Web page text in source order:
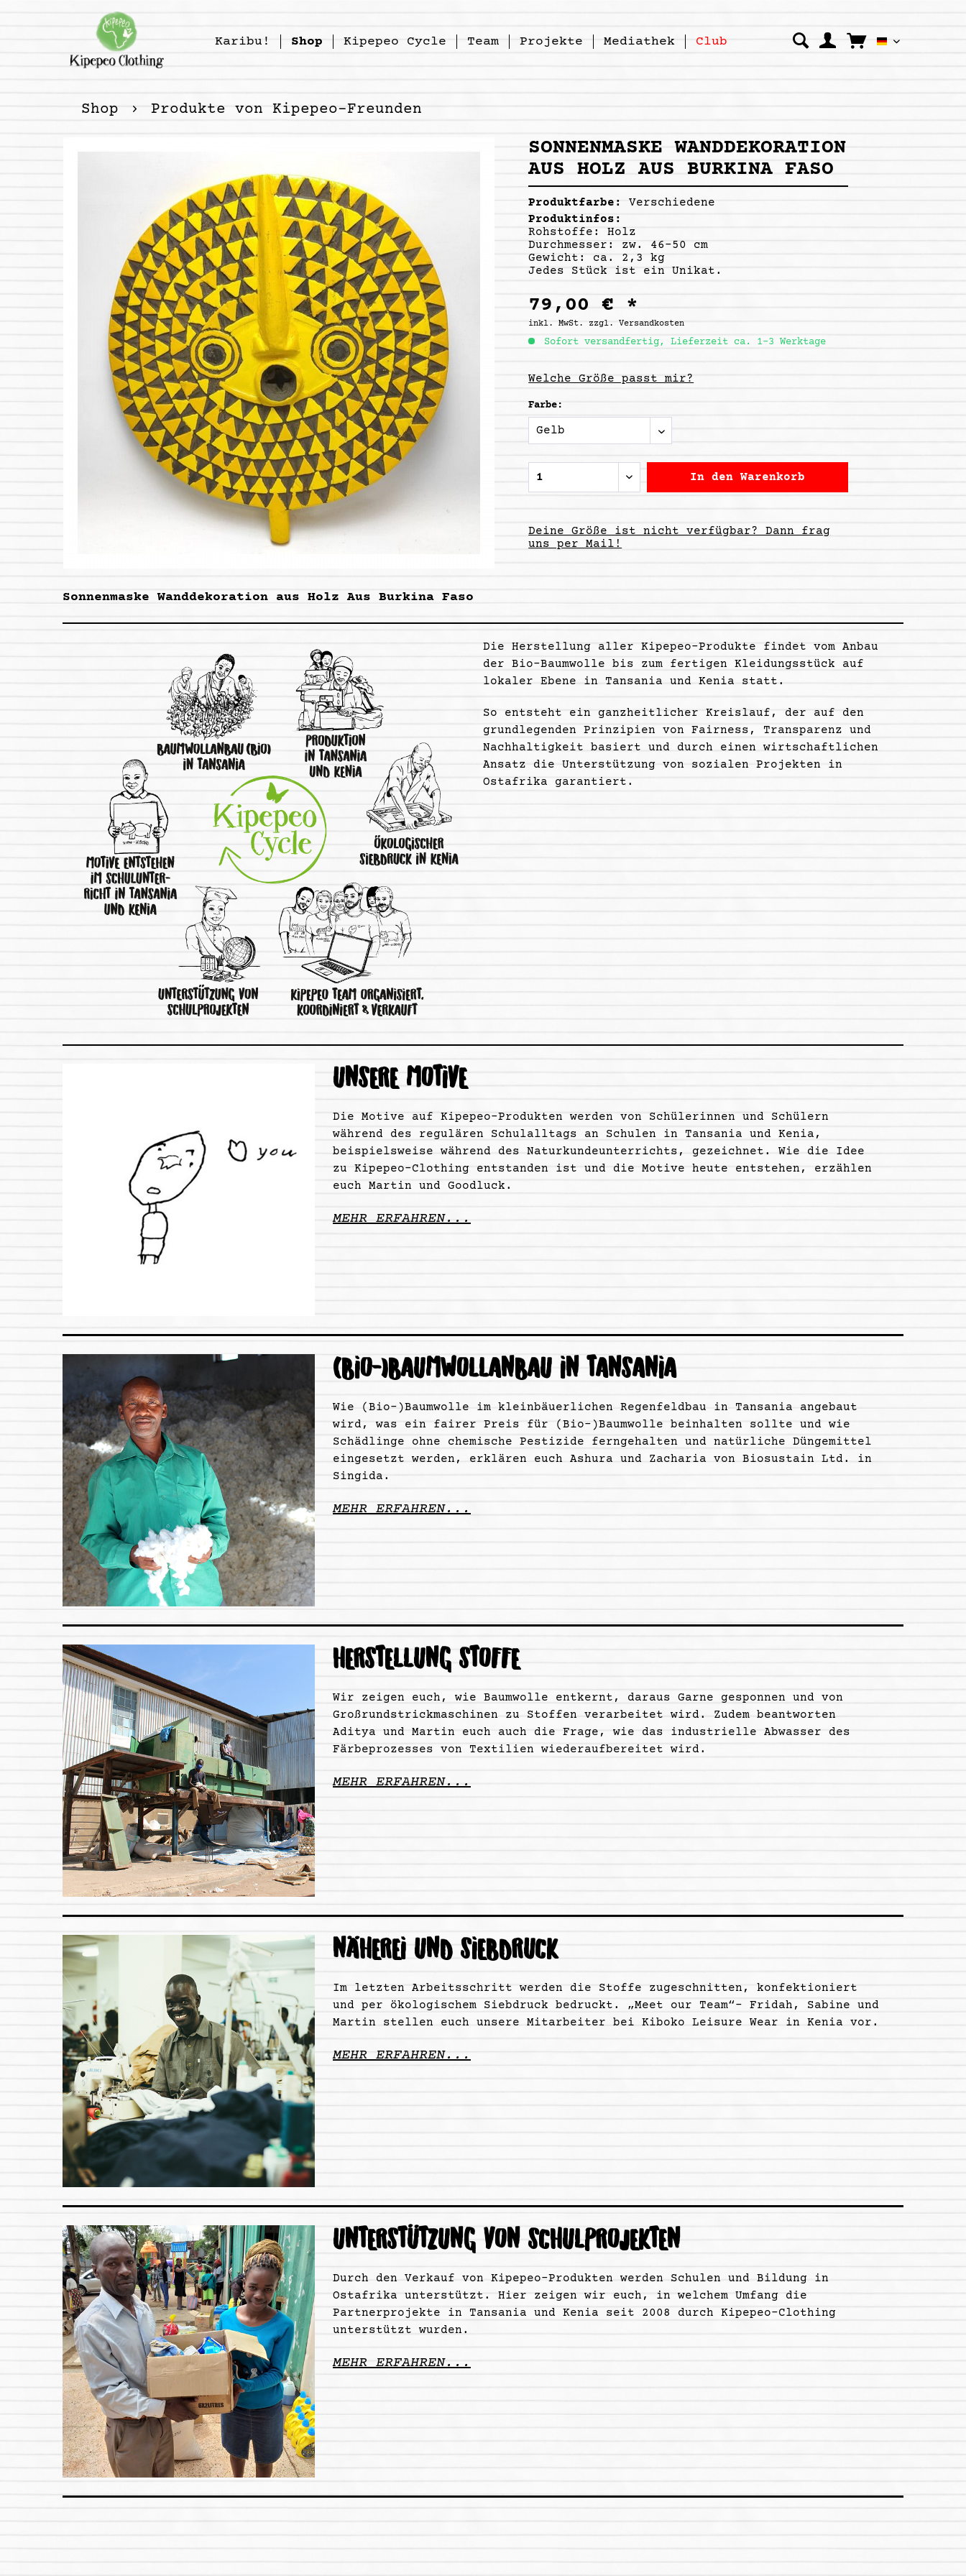
Karibu! Shop Kipepeo Cycle Team Projekte Mediathek Club Kipepeo
Shop Produkte von Kipepeo-Freunden
SONNENMASKE WANDDEKORATION
AUS HOLZ AUS BURKINA FASO
Produktfarbe:Verschiedene
Produktinfos:
Rohstoffe: Holz
Durchmesser: zw. 46–50 cm
Gewicht: ca. 2,3 kg
Jedes Stück ist ein Unikat.
79,00 € *
inkl. MwSt. zzgl. Versandkosten
Sofort versandfertig, Lieferzeit ca. 1-3 Werktage
Welche Größe passt mir?
Farbe:
In den Warenkorb
Deine Größe ist nicht verfügbar? Dann frag
uns per Mail!
Sonnenmaske Wanddekoration aus Holz Aus Burkina Faso
Die Herstellung aller Kipepeo-Produkte findet vom Anbau
der Bio-Baumwolle bis zum fertigen Kleidungsstück auf
lokaler Ebene in Tansania und Kenia statt.
So entsteht ein ganzheitlicher Kreislauf, der auf den
grundlegenden Prinzipien von Fairness, Transparenz und
Nachhaltigkeit basiert und durch einen wirtschaftlichen
Ansatz die Unterstützung von sozialen Projekten in
Ostafrika garantiert.
UNSERE MOTIVE
Die Motive auf Kipepeo-Produkten werden von Schülerinnen und Schülern
während des regulären Schulalltags an Schulen in Tansania und Kenia,
beispielsweise während des Naturkundeunterrichts, gezeichnet. Wie die Idee
zu Kipepeo-Clothing entstanden ist und die Motive heute entstehen, erzählen
euch Martin und Goodluck.
MEHR ERFAHREN...
(BIO-)BAUMWOLLANBAU IN TANSANIA
Wie (Bio-)Baumwolle im kleinbäuerlichen Regenfeldbau in Tansania angebaut
wird, was ein fairer Preis für (Bio-)Baumwolle beinhalten sollte und wie
Schädlinge ohne chemische Pestizide ferngehalten und natürliche Düngemittel
eingesetzt werden, erklären euch Ashura und Zacharia von Biosustain Ltd. in
Singida.
MEHR ERFAHREN...
HERSTELLUNG STOFFE
Wir zeigen euch, wie Baumwolle entkernt, daraus Garne gesponnen und von
Großrundstrickmaschinen zu Stoffen verarbeitet wird. Zudem beantworten
Aditya und Martin euch auch die Frage, wie das industrielle Abwasser des
Färbeprozesses von Textilien wiederaufbereitet wird.
MEHR ERFAHREN...
NÄHEREI UND SIEBDRUCK
Im letzten Arbeitsschritt werden die Stoffe zugeschnitten, konfektioniert
und per ökologischem Siebdruck bedruckt. „Meet our Team“- Fridah, Sabine und
Martin stellen euch unsere Mitarbeiter bei Kiboko Leisure Wear in Kenia vor.
MEHR ERFAHREN...
UNTERSTÜTZUNG VON SCHULPROJEKTEN
Durch den Verkauf von Kipepeo-Produkten werden Schulen und Bildung in
Ostafrika unterstützt. Hier zeigen wir euch, in welchem Umfang die
Partnerprojekte in Tansania und Kenia seit 2008 durch Kipepeo-Clothing
unterstützt wurden.
MEHR ERFAHREN...